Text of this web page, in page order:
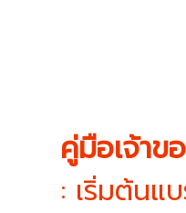
คู่มือเจ้าข
: เริ่มต้นแ